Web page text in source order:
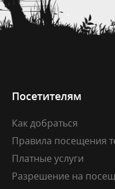
Посетителям
Как добраться
Правила посещения
Платные услуги
Разрешение на